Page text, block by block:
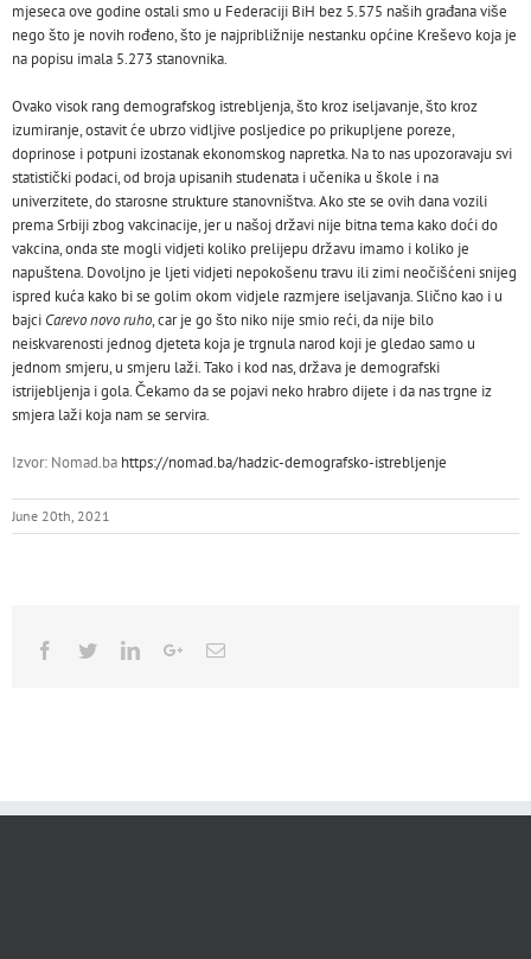
mjeseca ove godine ostali smo u Federaciji BiH bez 5.575 naših građana više
nego što je novih rođeno, što je najpribližnije nestanku općine Kreševo koja je
na popisu imala 5.273 stanovnika.
Ovako visok rang demografskog istrebljenja, što kroz iseljavanje, što kroz
izumiranje, ostavit će ubrzo vidljive posljedice po prikupljene poreze,
doprinose i potpuni izostanak ekonomskog napretka. Na to nas upozoravaju svi
statistički podaci, od broja upisanih studenata i učenika u škole i na
univerzitete, do starosne strukture stanovništva. Ako ste se ovih dana vozili
prema Srbiji zbog vakcinacije, jer u našoj državi nije bitna tema kako doći do
vakcina, onda ste mogli vidjeti koliko prelijepu državu imamo i koliko je
napuštena. Dovoljno je ljeti vidjeti nepokošenu travu ili zimi neočišćeni snijeg
ispred kuća kako bi se golim okom vidjele razmjere iseljavanja. Slično kao i u
bajci Carevo novo ruho, car je go što niko nije smio reći, da nije bilo
neiskvarenosti jednog djeteta koja je trgnula narod koji je gledao samo u
jednom smjeru, u smjeru laži. Tako i kod nas, država je demografski
istrijebljenja i gola. Čekamo da se pojavi neko hrabro dijete i da nas trgne iz
smjera laži koja nam se servira.
Izvor: Nomad.ba https://nomad.ba/hadzic-demografsko-istrebljenje
June 20th, 2021
Facebook
TwitterLinkedinGoogle+Email